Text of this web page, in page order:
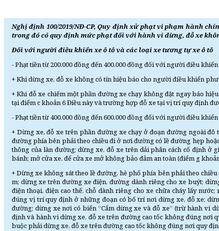
Nghị định 100/2019/NĐ-CP, Quy định xử phạt vi phạm hành
trong đó có quy định mức phạt đối với hành vi dừng, đỗ xe
Đối với người điều khiển xe ô tô và các loại xe tương tự xe ô tô
- Phạt tiền từ 200.000 đồng đến 400.000 đồng đối với người điều
+ Khi dừng xe, đỗ xe không có tín hiệu báo cho người điều khiển
+ Khi đỗ xe chiếm một phần đường xe chạy không đặt ngay báo
tại điểm c khoản 6 Điều này và trường hợp đỗ xe tại vị trí quy định
- Phạt tiền từ 400.000 đồng đến 600.000 đồng đối với người điều
+ Dừng xe, đỗ xe trên phần đường xe chạy ở đoạn đường ngoài
đường phía bên phải theo chiều đi ở nơi đường có lề đường hẹp
thông của làn đường; dừng xe, đỗ xe trên dải phân cách cố định ở
bánh; mở cửa xe, để cửa xe mở không bảo đảm an toàn (điểm g
+ Dừng xe không sát theo lề đường, hè phố phía bên phải theo
m; dừng xe trên đường xe điện, đường dành riêng cho xe buýt;
điện thoại, điện cao thế, chỗ dành riêng cho xe chữa cháy lấy
đúng vị trí quy định ở những đoạn có bố trí nơi dừng xe, đỗ xe;
đường; dừng xe nơi có biển “Cấm dừng xe và đỗ xe” (trừ hành vi
định và hành vi dừng xe, đỗ xe trên đường cao tốc không đúng nơi
buộc phải dừng xe, đỗ xe trên đường cao tốc không đúng nơi quy